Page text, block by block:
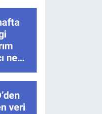
ne
açık
veri